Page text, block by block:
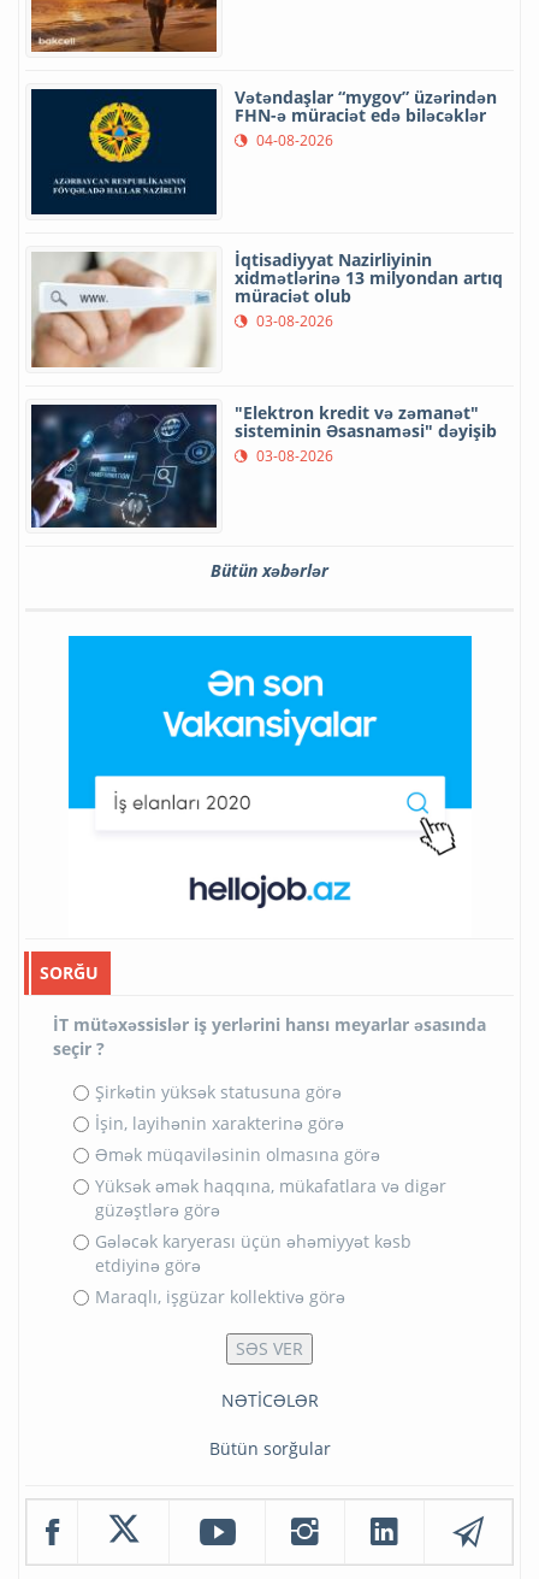
Vətəndaşlar “mygov” üzərindən
FHN-ə müraciət edə biləcəklər
04-08-2026
İqtisadiyyat Nazirliyinin
xidmətlərinə 13 milyondan artıq
müraciət olub
03-08-2026
"Elektron kredit və zəmanət"
sisteminin Əsasnaməsi" dəyişib
03-08-2026
Bütün xəbərlər
SORĞU
İT mütəxəssislər iş yerlərini hansı meyarlar əsasında
seçir ?
Şirkətin yüksək statusuna görə
İşin, layihənin xarakterinə görə
Əmək müqaviləsinin olmasına görə
Yüksək əmək haqqına, mükafatlara və digər
güzəştlərə görə
Gələcək karyerası üçün əhəmiyyət kəsb
etdiyinə görə
Maraqlı, işgüzar kollektivə görə
NƏTİCƏLƏR
Bütün sorğular